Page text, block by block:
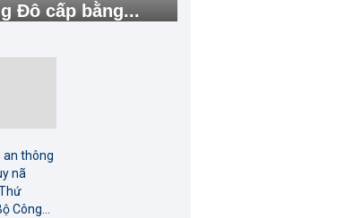
Đô cấp bằng...
an thông
nã
Công...